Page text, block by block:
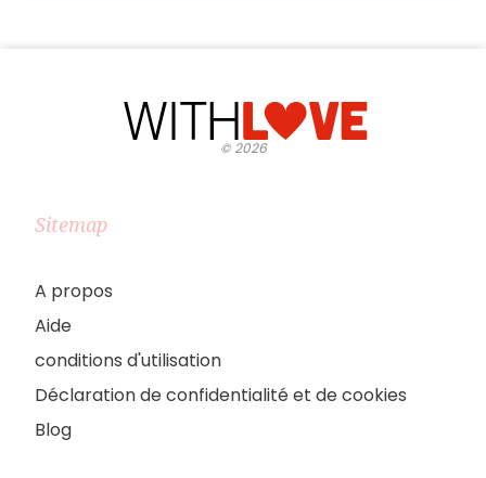
©2026
Sitemap
A propos
Aide
conditions d'utilisation
Déclaration de confidentialité et de cookies
Blog